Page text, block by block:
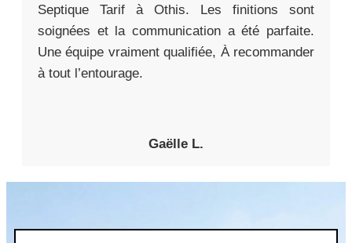
Septique Tarif à Othis. Les finitions sont
soignées et la communication a été parfaite.
Une équipe vraiment qualifiée, À recommander
à tout l’entourage.
Gaëlle L.